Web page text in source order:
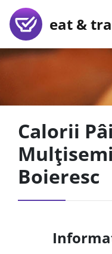
eat &
Calorii
Boieresc